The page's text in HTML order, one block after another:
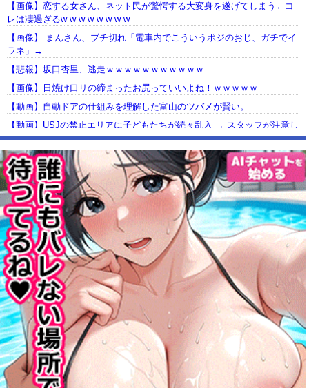
【画像】恋する女さん、ネット民が驚愕する大変身を遂げてしまう←コ
レは凄過ぎるw w w w w w w w
【画像】 まんさん、ブチ切れ「電車内でこういうポジのおじ、ガチでイ
ラネ」→
【悲報】坂口杏里、逃走ｗｗｗｗｗｗｗｗｗｗｗ
【画像】日焼け口リの締まったお尻っていいよね！ｗｗｗｗｗ
【動画】自動ドアの仕組みを理解した富山のツバメが賢い。
【動画】USJの禁止エリアに子どもたちが続々乱入 → スタッフが注意し
ても止まらない事態に
Powered by livedoor 相互RSS